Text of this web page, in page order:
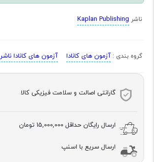
ناشر Kaplan Publishing
گروه بندی : آزمون های کانادا آزمون های کانادا ناشر Kaplan Publishing
گارانتی اصالت و سلامت فیزیکی کالا
ارسال رایگان حداقل 15,000,000 تومان
ارسال سریع با اسنپ